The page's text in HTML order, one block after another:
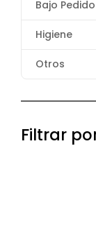
Bajo Pedido
Higiene
Otros
Filtrar